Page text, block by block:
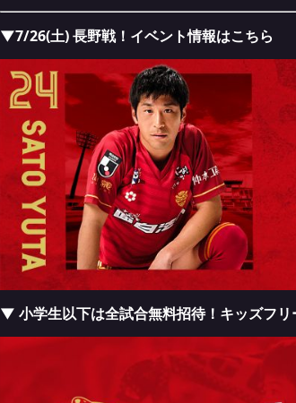
▼7/26(土) 長野戦！イベント情報はこちら
▼ 小学生以下は全試合無料招待！キッズフリ